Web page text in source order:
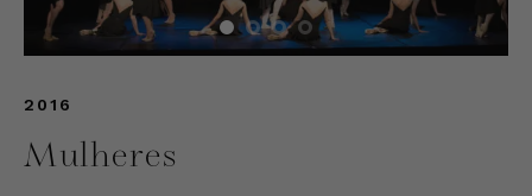
2016
Mulheres